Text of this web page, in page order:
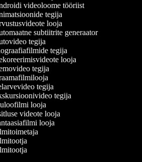
videoloome tööriist
tegija
looja
subtiitrite generaator
tegija
tegija
looja
tegija
tegija
tegija
looja
videote looja
looja